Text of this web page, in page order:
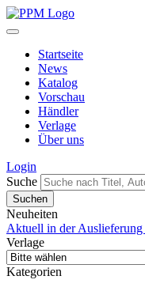
Startseite
News
Katalog
Vorschau
Händler
Verlage
Über uns
Login
Suche
Neuheiten
Aktuell in der Auslieferung
Verlage
Kategorien